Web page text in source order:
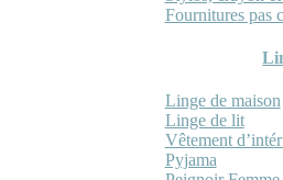
Fournitures pas
Linge de maison
Linge de lit
Vêtement
Pyjama